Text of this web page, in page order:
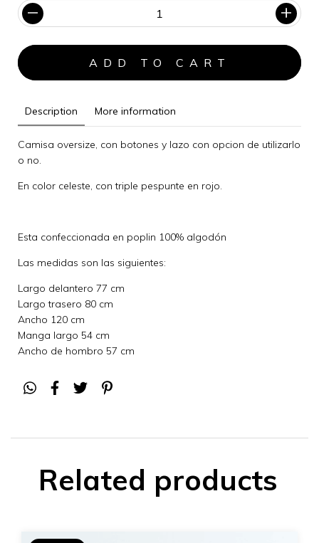
Description More information
Camisa oversize, con botones y lazo con opcion de utilizarlo
o no.
En color celeste, con triple pespunte en rojo.
Esta confeccionada en poplin 100% algodón
Las medidas son las siguientes:
Largo delantero 77 cm
Largo trasero 80 cm
Ancho 120 cm
Manga largo 54 cm
Ancho de hombro 57 cm
Related products